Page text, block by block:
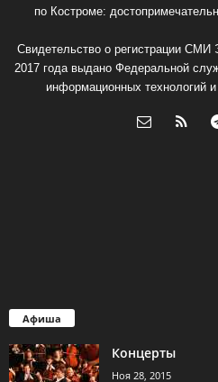
по Костроме:
Свидетельство о регистрации
2017 года выдано Федеральной
информационных технологий
Афиша
Концерты
Ноя 28, 2015